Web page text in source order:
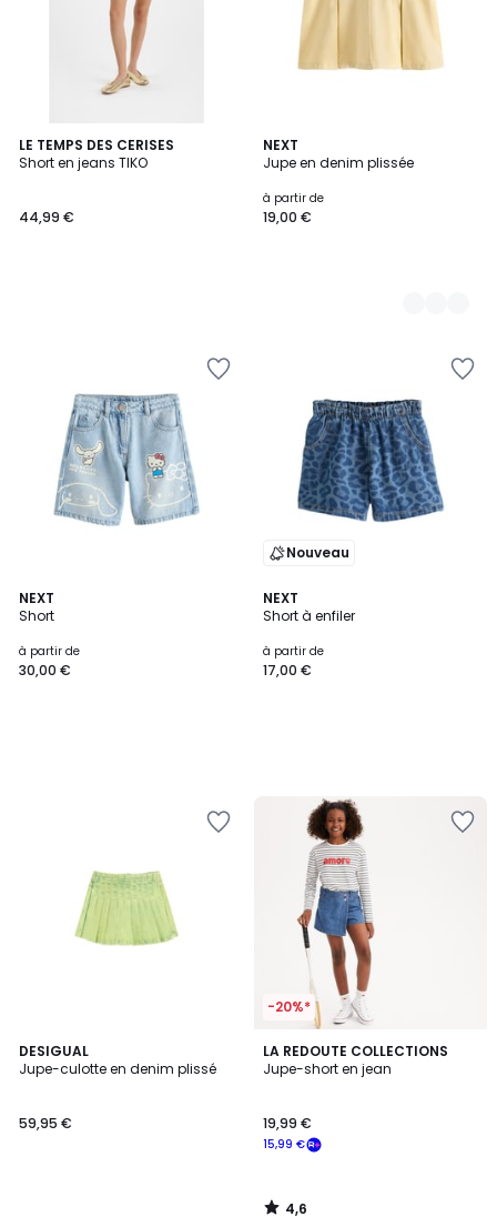
LE TEMPS DES CERISES
Short en jeans TIKO
44,99 €
NEXT
Jupe en denim plissée
à partir de
19,00 €
4
Couleurs
NEXT
Short
à partir de
30,00 €
Nouveau
NEXT
Short à enfiler
à partir de
17,00 €
DESIGUAL
Jupe-culotte en denim plissé
59,95 €
-20%*
LA REDOUTE COLLECTIONS
Jupe-short en jean
15,99 €
19,99 €
4,6
/ 5
4,6
/